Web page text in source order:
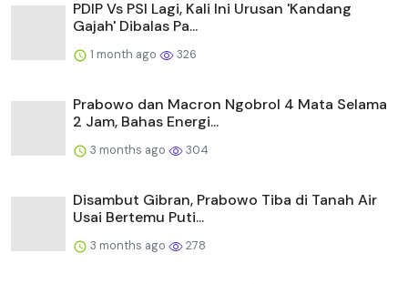
PDIP Vs PSI Lagi, Kali Ini Urusan 'Kandang
Gajah' Dibalas Pa...
1 month ago 326
Prabowo dan Macron Ngobrol 4 Mata Selama
2 Jam, Bahas Energi...
3 months ago 304
Disambut Gibran, Prabowo Tiba di Tanah Air
Usai Bertemu Puti...
3 months ago 278